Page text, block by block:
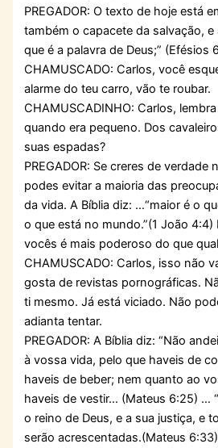
PREGADOR: O texto de hoje está
também o capacete da salvação,
que é a palavra de Deus;” (Efésios
CHAMUSCADO: Carlos, você
alarme do teu carro, vão te roubar.
CHAMUSCADINHO: Carlos,
quando era pequeno. Dos
suas espadas?
PREGADOR: Se creres de verdade
podes evitar a maioria das
da vida. A Bíblia diz: …“maior é o
o que está no mundo.”(1 João 4:4)
vocês é mais poderoso do que
CHAMUSCADO: Carlos, isso não
gosta de revistas pornográficas.
ti mesmo. Já está viciado. Não
adianta tentar.
PREGADOR: A Bíblia diz: “Não
à vossa vida, pelo que haveis de
haveis de beber; nem quanto ao
haveis de vestir… (Mateus 6:25) …
o reino de Deus, e a sua justiça, e
serão acrescentadas.(Mateus